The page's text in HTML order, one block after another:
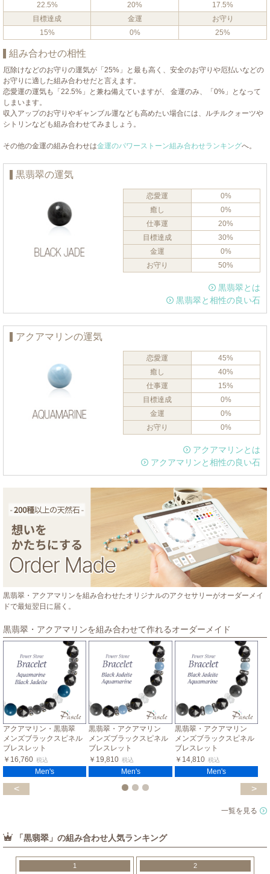
22.5%
20%
17.5%
目標達成
金運
お守り
15%
0% 25%
組み合わせの相性
厄除けなどのお守りの運気が「25%」と最も高く、安全のお守りや厄払いなどの
お守りに適した組み合わせだと言えます。
恋愛運の運気も「22.5%」と兼ね備えていますが、 金運のみ、「0%」となって
しまいます。
収入アップのお守りやギャンブル運なども高めたい場合には、ルチルクォーツや
シトリンなども組み合わせてみましょう。
その他の金運の組み合わせは金運のパワーストーン組み合わせランキングへ。
黒翡翠の運気
恋愛運
0%
癒し
0%
仕事運
20%
目標達成
30%
金運
0%
お守り
50%
黒翡翠とは
黒翡翠と相性の良い石
アクアマリンの運気
恋愛運
45%
癒し
40%
仕事運
15%
目標達成
0%
金運
0%
お守り
0%
アクアマリンとは
アクアマリンと相性の良い石
黒翡翠・アクアマリンを組み合わせたオリジナルのアクセサリーがオーダーメイ
ドで最短翌日に届く。
黒翡翠・アクアマリンを組み合わせて作れるオーダーメイド
アクアマリン・黒翡翠
メンズブラックスピネル
ブレスレット
￥16,760 税込
Men's
黒翡翠・アクアマリン
メンズブラックスピネル
ブレスレット
￥19,810 税込
Men's
黒翡翠・アクアマリン
メンズブラックスピネル
ブレスレット
￥14,810 税込
Men's
< >
一覧を見る
「黒翡翠」の組み合わせ人気ランキング
1 2